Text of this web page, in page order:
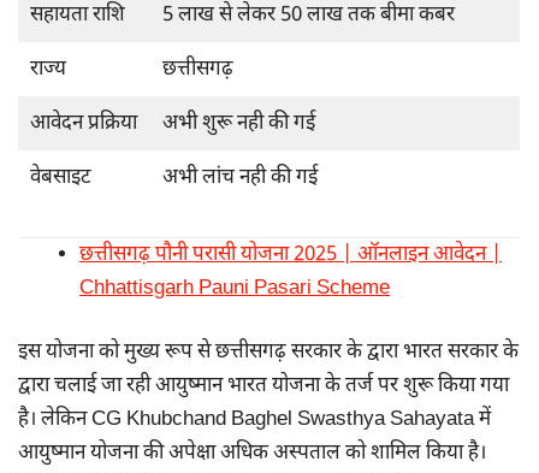
सहायता राशि 5 लाख से लेकर 50 लाख तक बीमा कबर
राज्य छत्तीसगढ़
आवेदन प्रक्रिया अभी शुरू नही की गई
वेबसाइट अभी लांच नही की गई
छत्तीसगढ़ पौनी परासी योजना 2025 | ऑनलाइन आवेदन |
Chhattisgarh Pauni Pasari Scheme
इस योजना को मुख्य रूप से छत्तीसगढ़ सरकार के द्वारा भारत सरकार के
द्वारा चलाई जा रही आयुष्मान भारत योजना के तर्ज पर शुरू किया गया
है। लेकिन CG Khubchand Baghel Swasthya Sahayata में
आयुष्मान योजना की अपेक्षा अधिक अस्पताल को शामिल किया है।